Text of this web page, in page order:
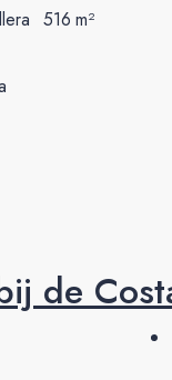
de
516 m²